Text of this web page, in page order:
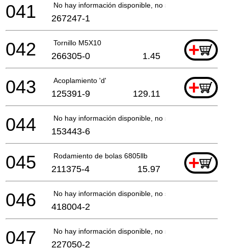
No hay información disponible, no se puede pedir
041 267247-1
Tornillo M5X10 +
042 266305-0 1.45
Acoplamiento 'd' +
043 125391-9 129.11
No hay información disponible, no se puede pedir
044 153443-6
Rodamiento de bolas 6805llb +
045 211375-4 15.97
No hay información disponible, no se puede pedir
046 418004-2
No hay información disponible, no se puede pedir
047 227050-2